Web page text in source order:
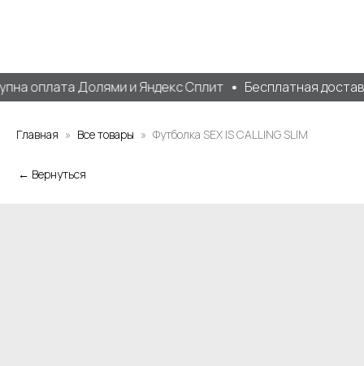
оплата Долями и Яндекс Сплит Бесплатная
Главная Все товары Футболка SEX IS CALLING SLIM
← Вернуться